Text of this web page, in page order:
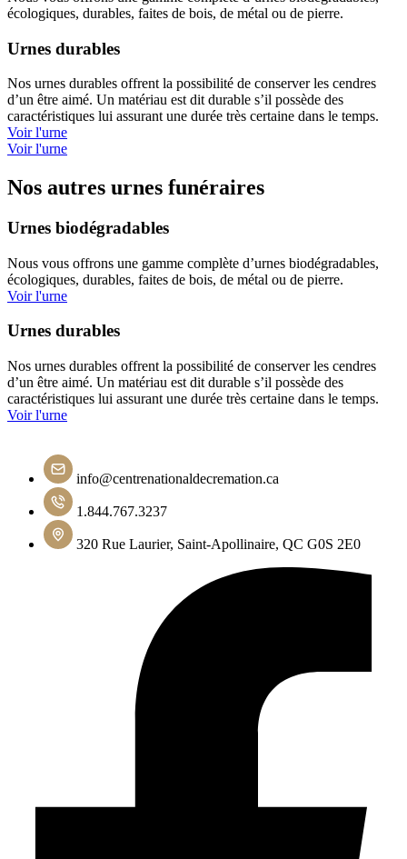
écologiques, durables, faites de bois, de métal ou de pierre.
Urnes durables
Nos urnes durables offrent la possibilité de conserver les cendres
d’un être aimé. Un matériau est dit durable s’il possède des
caractéristiques lui assurant une durée très certaine dans le temps.
Voir l'urne
Voir l'urne
Nos autres urnes funéraires
Urnes biodégradables
Nous vous offrons une gamme complète d’urnes biodégradables,
écologiques, durables, faites de bois, de métal ou de pierre.
Voir l'urne
Urnes durables
Nos urnes durables offrent la possibilité de conserver les cendres
d’un être aimé. Un matériau est dit durable s’il possède des
caractéristiques lui assurant une durée très certaine dans le temps.
Voir l'urne
info@centrenationaldecremation.ca
1.844.767.3237
320 Rue Laurier, Saint-Apollinaire, QC G0S 2E0